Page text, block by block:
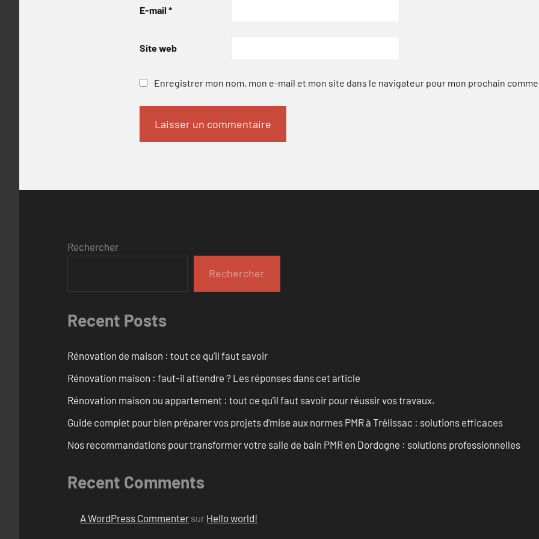
E-mail *
Site web
Enregistrer mon nom, mon e-mail et mon site dans le navigateur pour mon prochain
Rechercher
Rechercher
Recent Posts
Rénovation de maison : tout ce qu’il faut savoir
Rénovation maison : faut-il attendre ? Les réponses dans cet article
Rénovation maison ou appartement : tout ce qu’il faut savoir pour réussir vos travaux.
Guide complet pour bien préparer vos projets d’mise aux normes PMR à Trélissac : solutions efficaces
Nos recommandations pour transformer votre salle de bain PMR en Dordogne : solutions professionnelles
Recent Comments
A WordPress Commenter sur Hello world!